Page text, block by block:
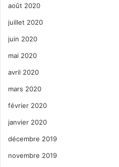
août 2020
juillet 2020
juin 2020
mai 2020
avril 2020
mars 2020
février 2020
janvier 2020
décembre 2019
novembre 2019